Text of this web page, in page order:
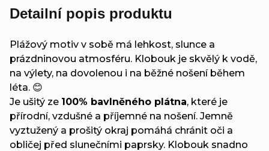
Detailní popis produktu
Plážový motiv v sobě má lehkost, slunce a
prázdninovou atmosféru. Klobouk je skvělý k vodě,
na výlety, na dovolenou i na běžné nošení během
léta. 😊
Je ušitý ze 100% bavlněného plátna, které je
přírodní, vzdušné a příjemné na nošení. Jemně
vyztužený a prošitý okraj pomáhá chránit oči a
obličej před slunečními paprsky. Klobouk snadno